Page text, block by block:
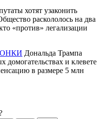
хотят узаконить
раскололось на два
«против» легализации
Дональда Трампа
домогательствах и клевете
в размере 5 млн